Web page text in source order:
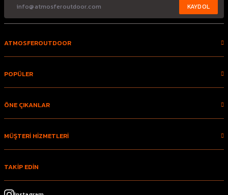
KAYDOL
ATMOSFEROUTDOOR
POPÜLER
ÖNE ÇIKANLAR
MÜŞTERİ HİZMETLERİ
TAKİP EDİN